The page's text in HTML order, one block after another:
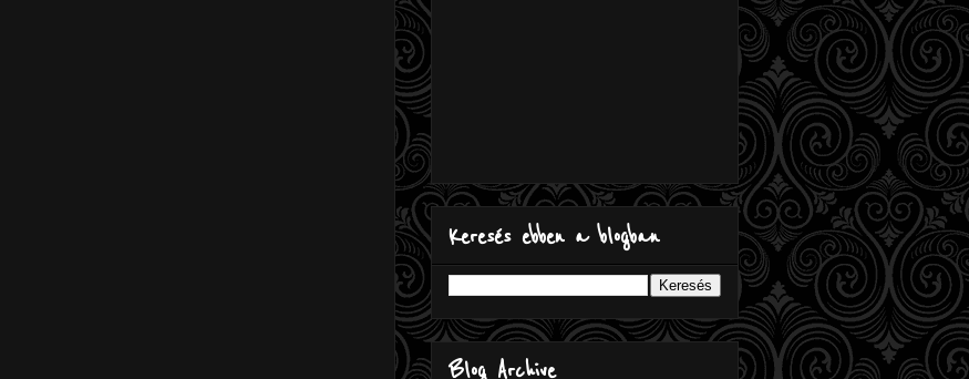
Keresés ebben a blogban
Blog Archive